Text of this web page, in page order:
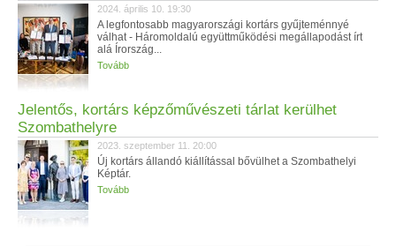
2024. április 10. 19:30
A legfontosabb magyarországi kortárs gyűjteménnyé
válhat - Háromoldalú együttműködési megállapodást írt
alá Írország...
Tovább
Jelentős, kortárs képzőművészeti tárlat kerülhet
Szombathelyre
2023. szeptember 11. 20:00
Új kortárs állandó kiállítással bővülhet a Szombathelyi
Képtár.
Tovább